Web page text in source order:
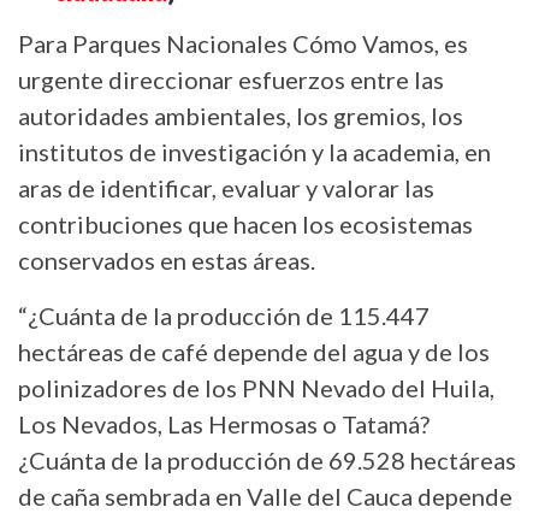
Para Parques Nacionales Cómo Vamos, es
urgente direccionar esfuerzos entre las
autoridades ambientales, los gremios, los
institutos de investigación y la academia, en
aras de identificar, evaluar y valorar las
contribuciones que hacen los ecosistemas
conservados en estas áreas.
“¿Cuánta de la producción de 115.447
hectáreas de café depende del agua y de los
polinizadores de los PNN Nevado del Huila,
Los Nevados, Las Hermosas o Tatamá?
¿Cuánta de la producción de 69.528 hectáreas
de caña sembrada en Valle del Cauca depende